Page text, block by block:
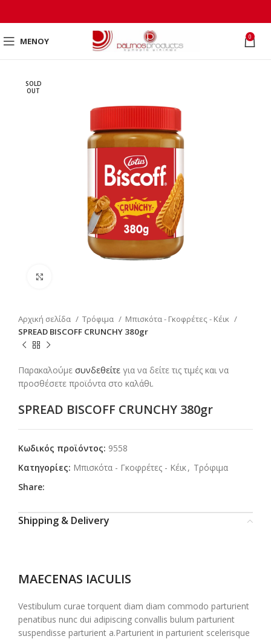
ΜΕΝΟΎ 0
SOLD
OUT
Αρχική σελίδα Τρόφιμα
Μπισκότα - Γκοφρέτες - Κέικ
SPREAD BISCOFF CRUNCHY 380gr
Παρακαλούμε συνδεθείτε για να δείτε τις τιμές και να
προσθέσετε προϊόντα στο καλάθι.
SPREAD BISCOFF CRUNCHY 380gr
Κωδικός προϊόντος: 9558
Κατηγορίες: Μπισκότα - Γκοφρέτες - Κέικ, Τρόφιμα
Share:
Shipping & Delivery
MAECENAS IACULIS
Vestibulum curae torquent diam diam commodo parturient
penatibus nunc dui adipiscing convallis bulum parturient
suspendisse parturient a.Parturient in parturient scelerisque